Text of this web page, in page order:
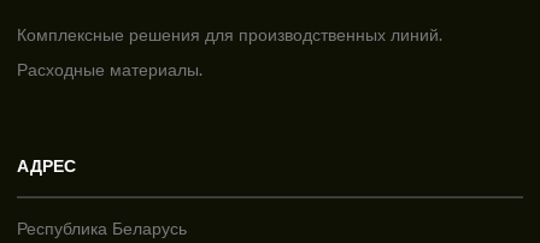
Комплексные решения для производственных линий.
Расходные материалы.
АДРЕС
Республика Беларусь